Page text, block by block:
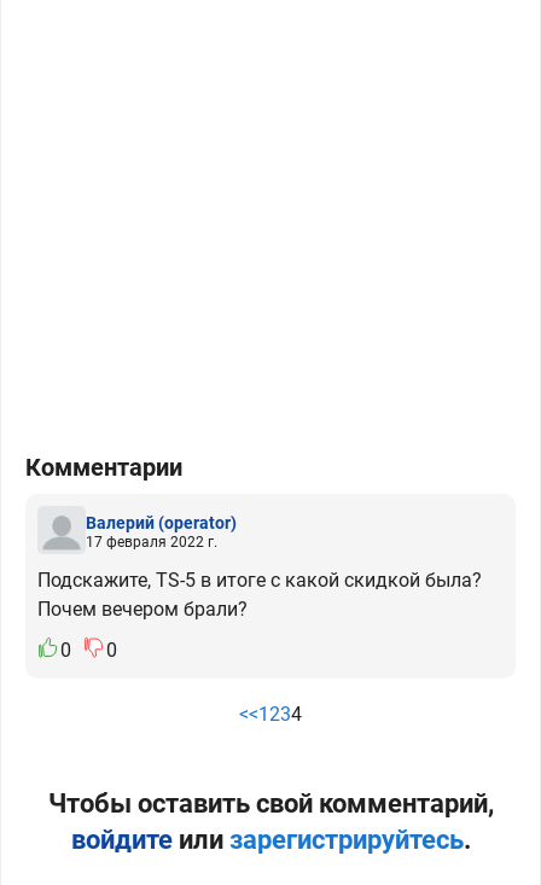
Комментарии
Валерий(operator)
17 февраля 2022 г.
Подскажите, TS-5 в итоге с какой скидкой была?
Почем вечером брали?
0
0
<<1234
Чтобы оставить свой комментарий,
войдитеили зарегистрируйтесь.